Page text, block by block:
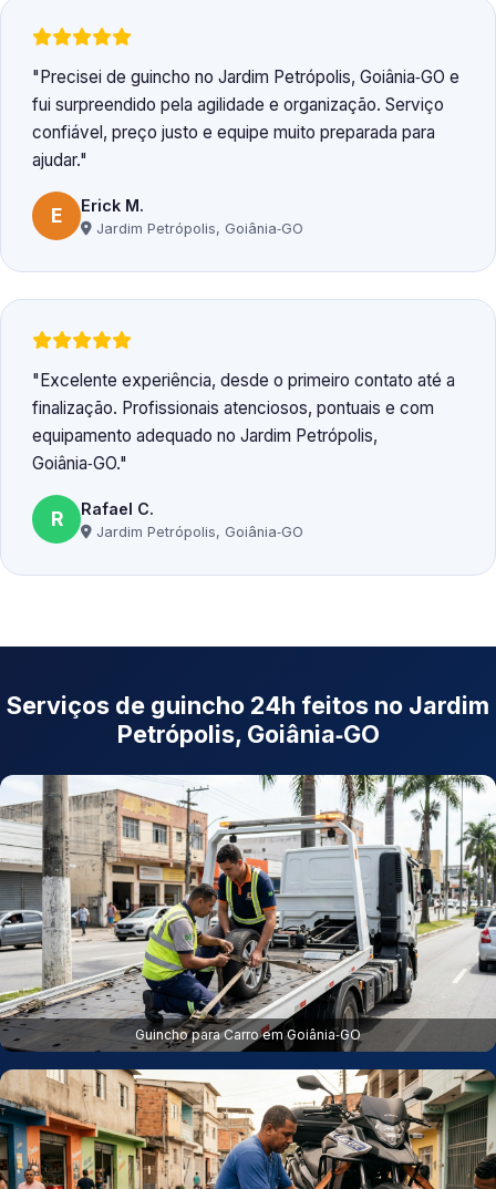
Precisei de guincho no Jardim Petrópolis, Goiânia‑GO e
fui surpreendido pela agilidade e organização. Serviço
confiável, preço justo e equipe muito preparada para
ajudar.
E Erick M.
Jardim Petrópolis, Goiânia‑GO
Excelente experiência, desde o primeiro contato até a
finalização. Profissionais atenciosos, pontuais e com
equipamento adequado no Jardim Petrópolis,
Goiânia‑GO.
R Rafael C.
Jardim Petrópolis, Goiânia‑GO
Serviços de guincho 24h feitos no Jardim
Petrópolis, Goiânia‑GO
Guincho para Carro em Goiânia‑GO